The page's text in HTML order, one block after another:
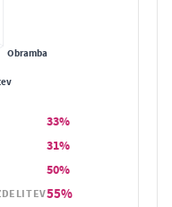
33%
31%
50%
55%